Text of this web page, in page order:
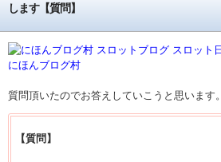
します【質問】
にほんブログ村
質問頂いたのでお答えしていこうと思います。
【質問】